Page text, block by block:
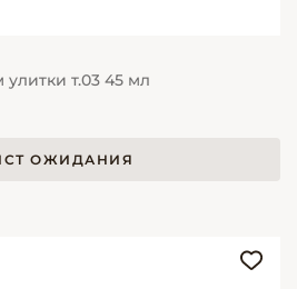
улитки т.03 45 мл
ОЖИДАНИЯ